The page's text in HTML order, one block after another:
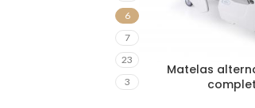
6
7
23
3
Matelas